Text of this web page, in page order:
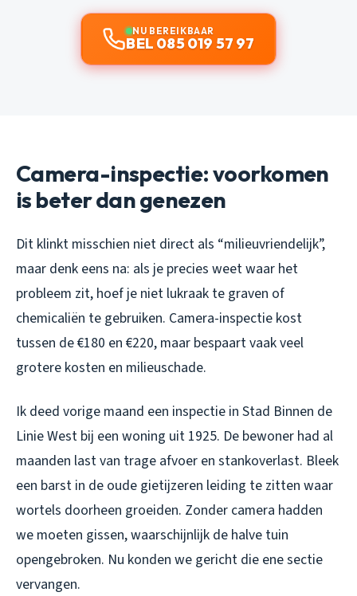
NU BEREIKBAAR
BEL 085 019 57 97
Camera-inspectie: voorkomen
is beter dan genezen
Dit klinkt misschien niet direct als “milieuvriendelijk”,
maar denk eens na: als je precies weet waar het
probleem zit, hoef je niet lukraak te graven of
chemicaliën te gebruiken. Camera-inspectie kost
tussen de €180 en €220, maar bespaart vaak veel
grotere kosten en milieuschade.
Ik deed vorige maand een inspectie in Stad Binnen de
Linie West bij een woning uit 1925. De bewoner had al
maanden last van trage afvoer en stankoverlast. Bleek
een barst in de oude gietijzeren leiding te zitten waar
wortels doorheen groeiden. Zonder camera hadden
we moeten gissen, waarschijnlijk de halve tuin
opengebroken. Nu konden we gericht die ene sectie
vervangen.